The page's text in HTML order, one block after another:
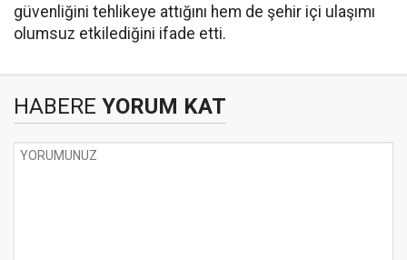
güvenliğini tehlikeye attığını hem de şehir içi ulaşımı
olumsuz etkilediğini ifade etti.
HABERE YORUM KAT